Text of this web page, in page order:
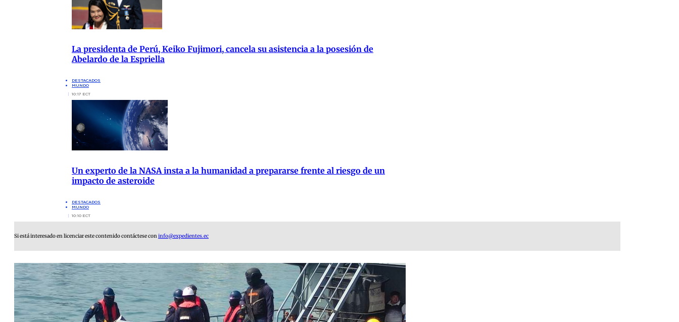
La presidenta de Perú, Keiko Fujimori, cancela su asistencia a la posesión de
Abelardo de la Espriella
DESTACADOS
MUNDO
10:17 ECT
Un experto de la NASA insta a la humanidad a prepararse frente al riesgo de un
impacto de asteroide
DESTACADOS
MUNDO
10:10 ECT
Si está interesado en licenciar este contenido contáctese coninfo@expedientes.ec